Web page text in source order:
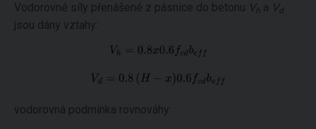
Vodorovné síly přenášené z pásnice do betonu Vh a Vd
jsou dány vztahy:
vodorovná podmínka rovnováhy: